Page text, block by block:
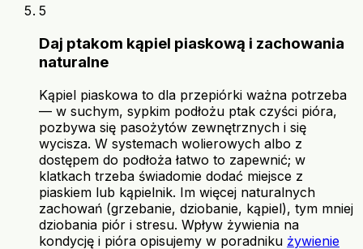
5
Daj ptakom kąpiel piaskową i zachowania
naturalne
Kąpiel piaskowa to dla przepiórki ważna potrzeba
— w suchym, sypkim podłożu ptak czyści pióra,
pozbywa się pasożytów zewnętrznych i się
wycisza. W systemach wolierowych albo z
dostępem do podłoża łatwo to zapewnić; w
klatkach trzeba świadomie dodać miejsce z
piaskiem lub kąpielnik. Im więcej naturalnych
zachowań (grzebanie, dziobanie, kąpiel), tym mniej
dziobania piór i stresu. Wpływ żywienia na
kondycję i pióra opisujemy w poradniku żywienie